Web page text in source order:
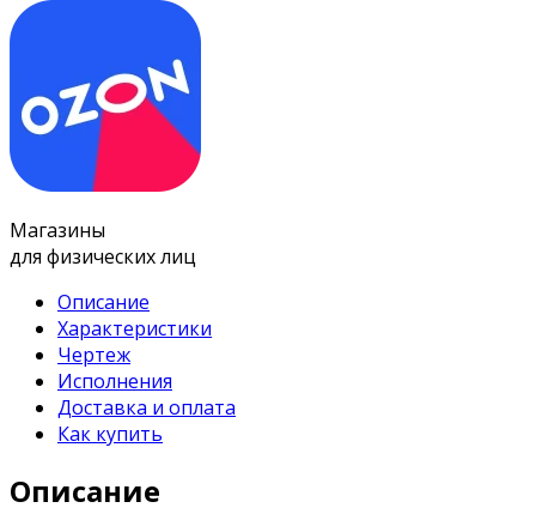
Магазины
для физических лиц
Описание
Характеристики
Чертеж
Исполнения
Доставка и оплата
Как купить
Описание